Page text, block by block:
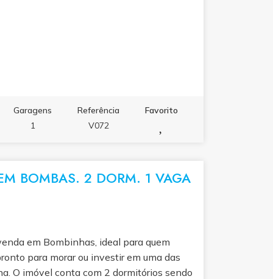
do Mariscal ? Bombinhas/SC
Garagens
1
Referência
V072
Favorito
BOMBAS. 2 DORM. 1 VAGA
em Bombinhas, ideal para quem
para morar ou investir em uma das
O imóvel conta com 2 dormitórios sendo